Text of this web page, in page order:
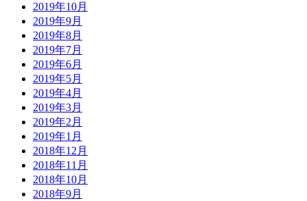
2019年10月
2019年9月
2019年8月
2019年7月
2019年6月
2019年5月
2019年4月
2019年3月
2019年2月
2019年1月
2018年12月
2018年11月
2018年10月
2018年9月